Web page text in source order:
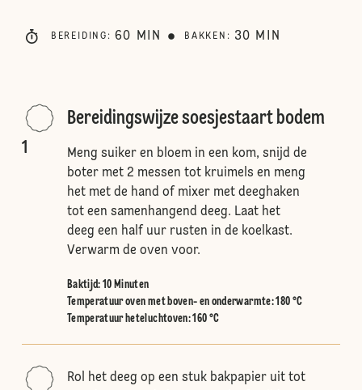
BEREIDING : 60 MIN BAKKEN : 30 MIN
1
Bereidingswijze soesjestaart bodem
Meng suiker en bloem in een kom, snijd de
boter met 2 messen tot kruimels en meng
het met de hand of mixer met deeghaken
tot een samenhangend deeg. Laat het
deeg een half uur rusten in de koelkast.
Verwarm de oven voor.
Baktijd: 10 Minuten
Temperatuur oven met boven- en onderwarmte:180 °C
Temperatuur heteluchtoven:160 °C
Rol het deeg op een stuk bakpapier uit tot